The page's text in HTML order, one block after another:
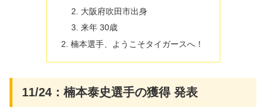
大阪府吹田市出身
来年 30歳
楠本選手、ようこそタイガースへ！
11/24：楠本泰史選手の獲得 発表